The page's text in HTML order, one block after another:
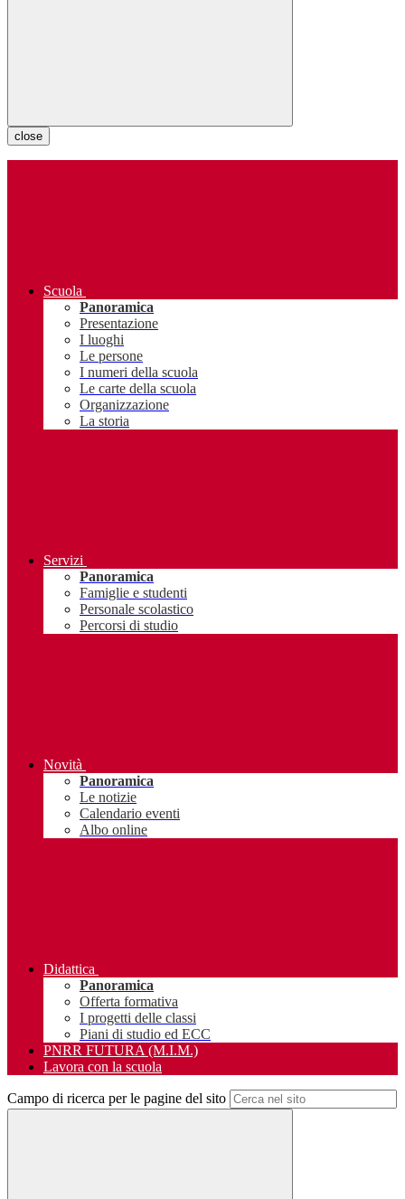
close
Scuola
Panoramica
Presentazione
I luoghi
Le persone
I numeri della scuola
Le carte della scuola
Organizzazione
La storia
Servizi
Panoramica
Famiglie e studenti
Personale scolastico
Percorsi di studio
Novità
Panoramica
Le notizie
Calendario eventi
Albo online
Didattica
Panoramica
Offerta formativa
I progetti delle classi
Piani di studio ed ECC
PNRR FUTURA (M.I.M.)
Lavora con la scuola
Campo di ricerca per le pagine del sito